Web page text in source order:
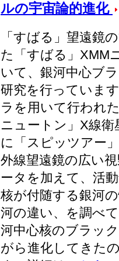
ルの宇宙論的進化
「すばる」望遠鏡
た「すばる」XMM
いて、銀河中心ブ
研究を行っていま
ラを用いて行われ
ニュートン」X線
に「スピッツアー
外線望遠鏡の広い
ータを加えて、活
核が付随する銀河
河の違い、を調べ
河中心核のブラッ
がら進化してきた